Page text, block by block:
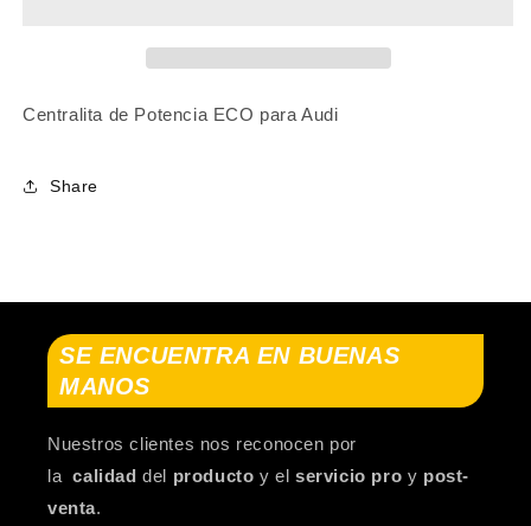
Centralita de Potencia ECO para Audi
Share
SE ENCUENTRA EN BUENAS
MANOS
Nuestros clientes nos reconocen por
lacalidad del producto y elservicio pro y post-
venta.